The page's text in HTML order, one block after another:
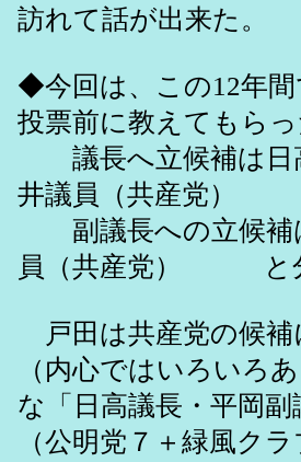
訪れて話が出来た。
◆今回は、この12年
投票前に教えてもらっ
議長へ立候補は日
井議員（共産党）
副議長への立候補
員（共産党） と分
戸田は共産党の候補
（内心ではいろいろ
な「日高議長・平岡
（公明党７＋緑風ク